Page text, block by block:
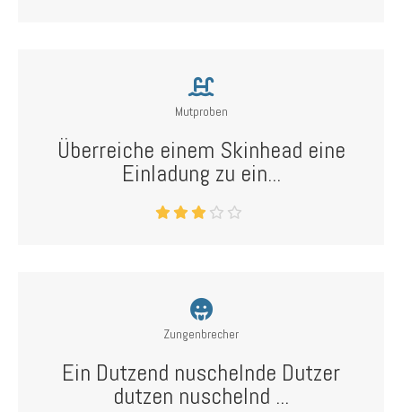
Mutproben
Überreiche einem Skinhead eine
Einladung zu ein...
Zungenbrecher
Ein Dutzend nuschelnde Dutzer
dutzen nuschelnd ...